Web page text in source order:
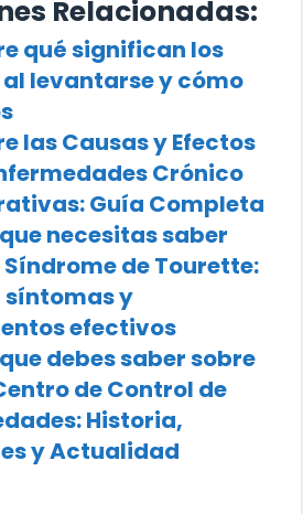
Relacionadas:
qué significan los
levantarse y cómo
las Causas y Efectos
Crónico
Guía Completa
necesitas saber
Síndrome de Tourette:
síntomas y
efectivos
debes saber sobre
de Control de
Historia,
y Actualidad